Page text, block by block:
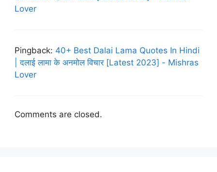
Lover
Pingback: 40+ Best Dalai Lama Quotes In Hindi
| दलाई लामा के अनमोल विचार [Latest 2023] - Mishras
Lover
Comments are closed.